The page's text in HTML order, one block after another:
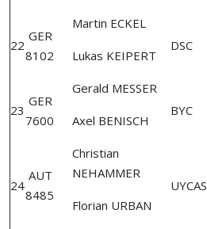
22
GER
8102
Martin ECKEL
DSC
Lukas KEIPERT
23
GER
7600
Gerald MESSER
BYC
Axel BENISCH
24
AUT
8485
Christian
NEHAMMER
UYCAS
Florian URBAN